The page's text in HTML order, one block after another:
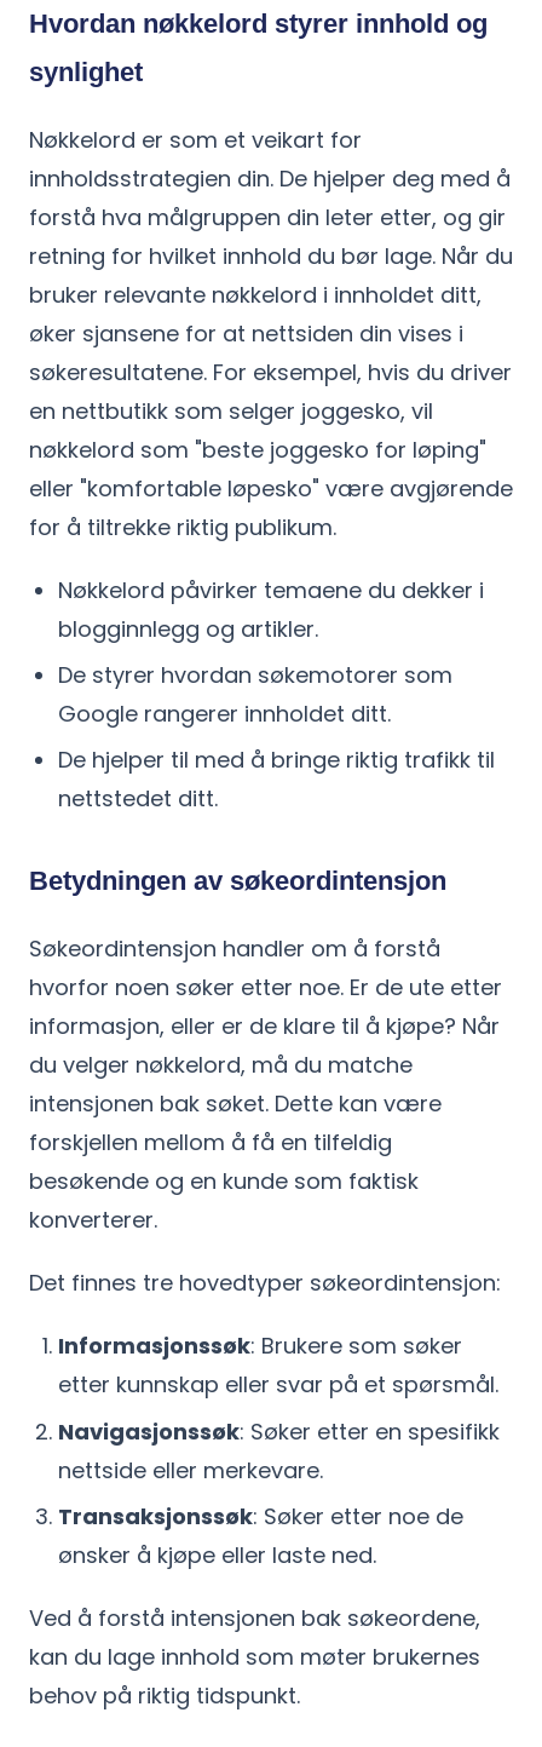
Hvordan nøkkelord styrer innhold og
synlighet
Nøkkelord er som et veikart for
innholdsstrategien din. De hjelper deg med å
forstå hva målgruppen din leter etter, og gir
retning for hvilket innhold du bør lage. Når du
bruker relevante nøkkelord i innholdet ditt,
øker sjansene for at nettsiden din vises i
søkeresultatene. For eksempel, hvis du driver
en nettbutikk som selger joggesko, vil
nøkkelord som "beste joggesko for løping"
eller "komfortable løpesko" være avgjørende
for å tiltrekke riktig publikum.
Nøkkelord påvirker temaene du dekker i
blogginnlegg og artikler.
De styrer hvordan søkemotorer som
Google rangerer innholdet ditt.
De hjelper til med å bringe riktig trafikk til
nettstedet ditt.
Betydningen av søkeordintensjon
Søkeordintensjon handler om å forstå
hvorfor noen søker etter noe. Er de ute etter
informasjon, eller er de klare til å kjøpe? Når
du velger nøkkelord, må du matche
intensjonen bak søket. Dette kan være
forskjellen mellom å få en tilfeldig
besøkende og en kunde som faktisk
konverterer.
Det finnes tre hovedtyper søkeordintensjon:
Informasjonssøk: Brukere som søker
etter kunnskap eller svar på et spørsmål.
Navigasjonssøk: Søker etter en spesifikk
nettside eller merkevare.
Transaksjonssøk: Søker etter noe de
ønsker å kjøpe eller laste ned.
Ved å forstå intensjonen bak søkeordene,
kan du lage innhold som møter brukernes
behov på riktig tidspunkt.